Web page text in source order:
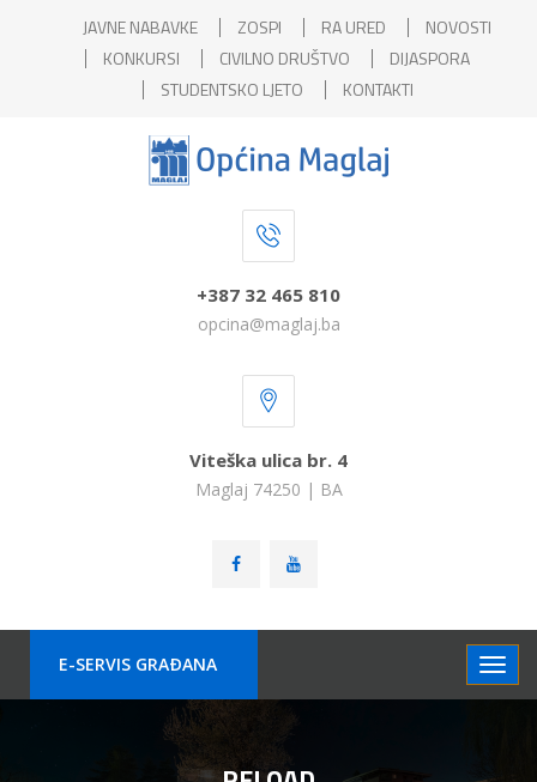
JAVNE NABAVKE ZOSPI RA URED
NOVOSTI
KONKURSI
CIVILNO DRUŠTVO
DIJASPORA
STUDENTSKO LJETO
KONTAKTI
+387 32 465 810
opcina@maglaj.ba
Viteška ulica br. 4
Maglaj 74250 | BA
E-SERVIS GRAÐANA